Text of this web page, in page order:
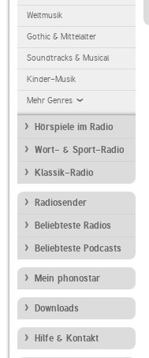
Weltmusik
Gothic & Mittelalter
Soundtracks & Musical
Kinder-Musik
Mehr Genres
Hörspiele im Radio
Wort- & Sport-Radio
Klassik-Radio
Radiosender
Beliebteste Radios
Beliebteste Podcasts
Mein phonostar
Downloads
Hilfe & Kontakt